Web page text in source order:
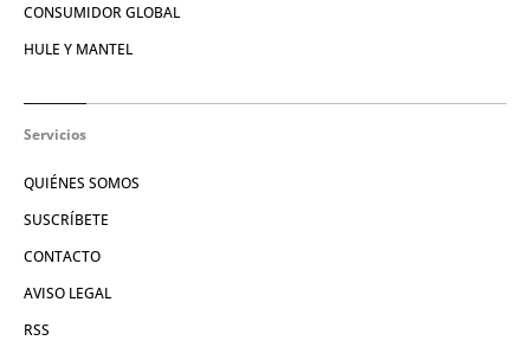
CONSUMIDOR GLOBAL
HULE Y MANTEL
Servicios
QUIÉNES SOMOS
SUSCRÍBETE
CONTACTO
AVISO LEGAL
RSS